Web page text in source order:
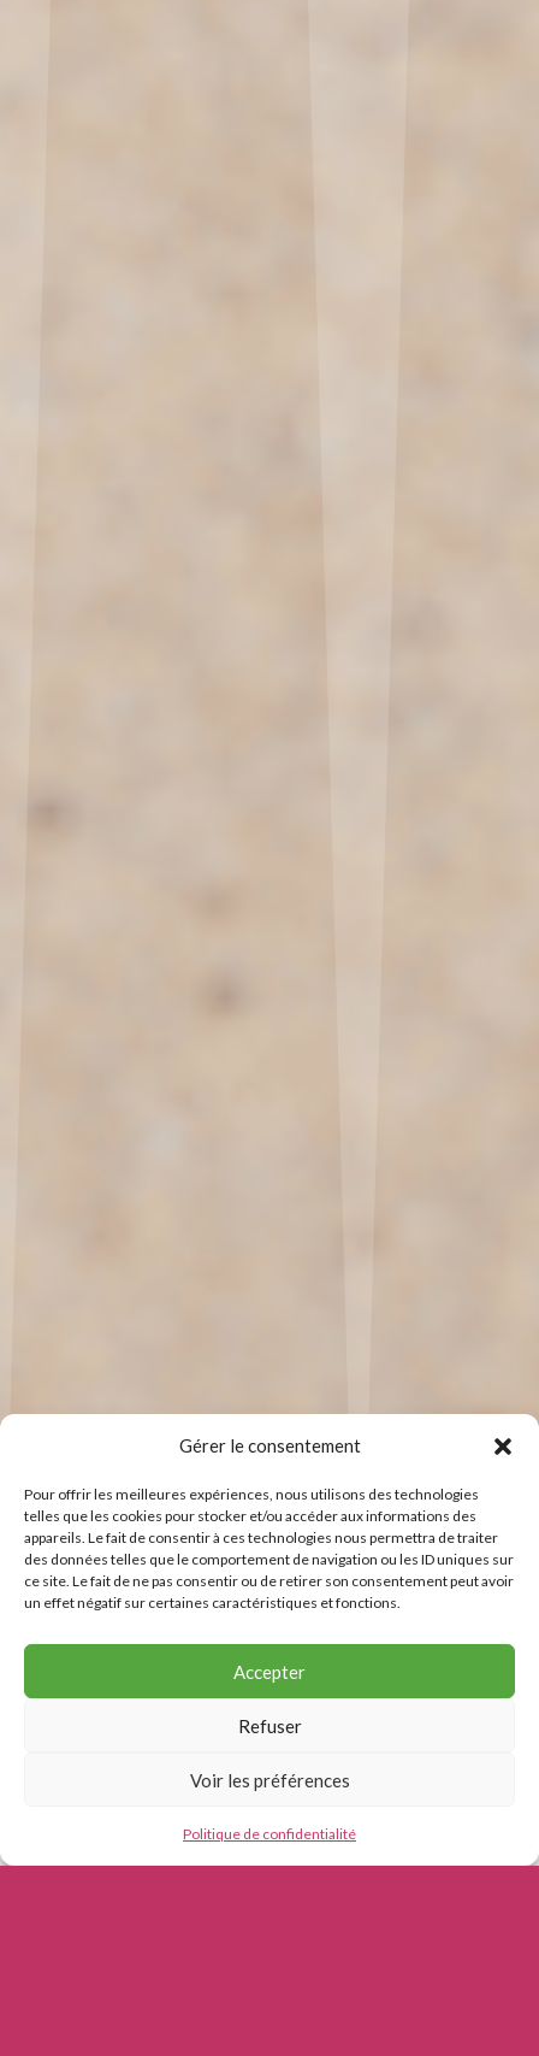
Gérer le consentement
Pour offrir les meilleures expériences, nous utilisons des technologies
telles que les cookies pour stocker et/ou accéder aux informations des
appareils. Le fait de consentir à ces technologies nous permettra de traiter
des données telles que le comportement de navigation ou les ID uniques sur
ce site. Le fait de ne pas consentir ou de retirer son consentement peut avoir
un effet négatif sur certaines caractéristiques et fonctions.
Accepter
Refuser
Voir les préférences
Politique de confidentialité